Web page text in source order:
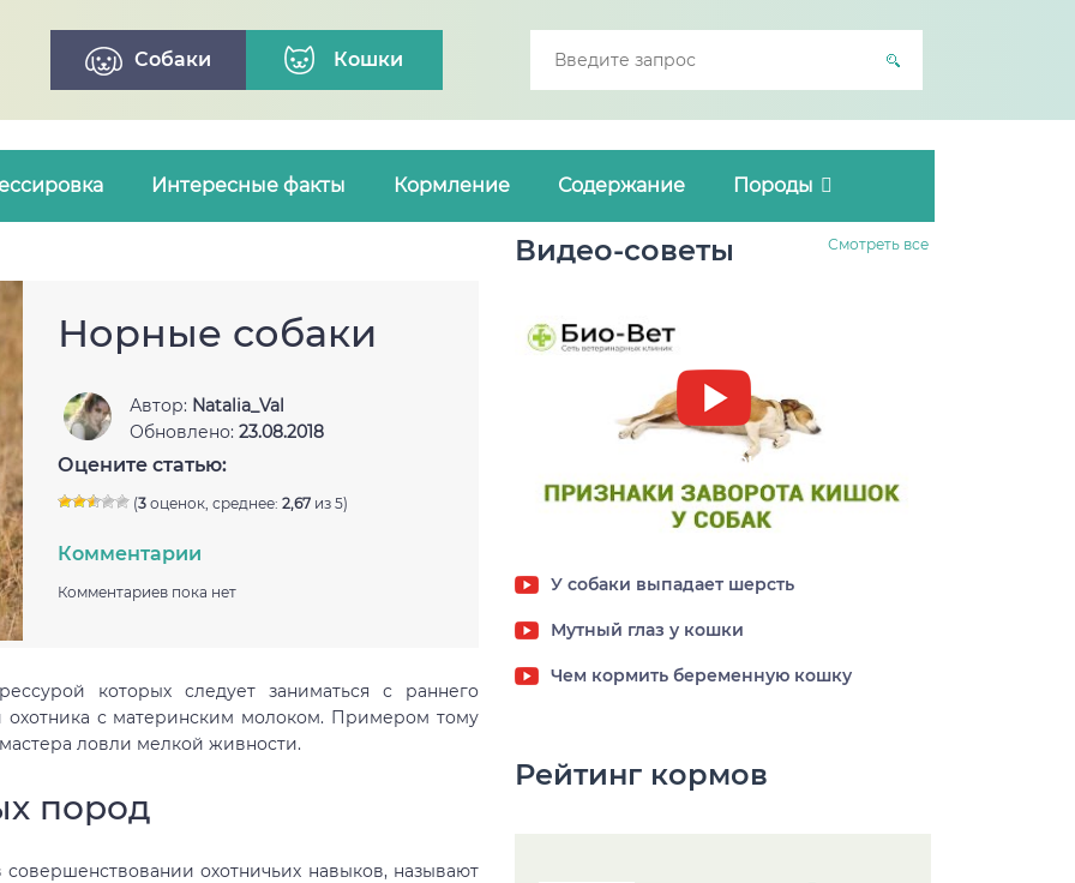
Собаки Кошки
Интересные факты Кормление Содержание Породы
Норные собаки
Автор: Natalia_Val
Обновлено: 23.08.2018
Оцените статью:
(3 оценок, среднее: 2,67 из 5)
Комментарии
Комментариев пока нет
которых следует заниматься с раннего
охотника с материнским молоком. Примером тому
ловли мелкой живности.
пород
охотничьих навыков, называют
Видео-советы Смотреть все
Заворот кишок у собак
У собаки выпадает шерсть
Мутный глаз у кошки
Чем кормить беременную кошку
Рейтинг кормов